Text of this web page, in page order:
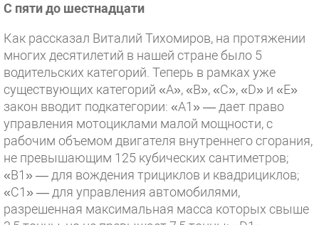
С пяти до шестнадцати
Как рассказал Виталий Тихомиров, на протяжении
многих десятилетий в нашей стране было 5
водительских категорий. Теперь в рамках уже
существующих категорий «A», «B», «C», «D» и «E»
закон вводит подкатегории: «A1» — дает право
управления мотоциклами малой мощности, с
рабочим объемом двигателя внутреннего сгорания,
не превышающим 125 кубических сантиметров;
«В1» — для вождения трициклов и квадрициклов;
«C1» — для управления автомобилями,
разрешенная максимальная масса которых свыше